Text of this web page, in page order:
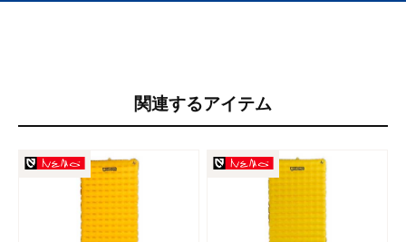
関連するアイテム